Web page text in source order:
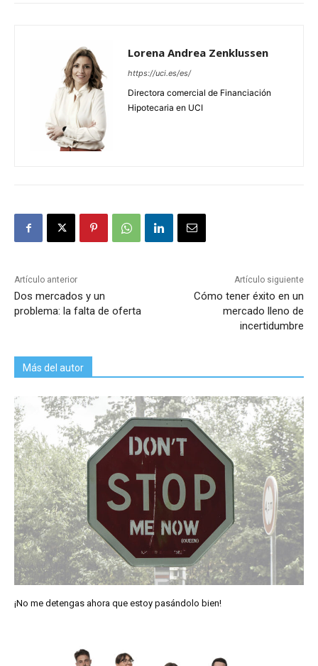
Lorena Andrea Zenklussen
https://uci.es/es/
Directora comercial de Financiación
Hipotecaria en UCI
Artículo anterior
Dos mercados y un
problema: la falta de oferta
Artículo siguiente
Cómo tener éxito en un
mercado lleno de
incertidumbre
Más del autor
¡No me detengas ahora que estoy pasándolo bien!